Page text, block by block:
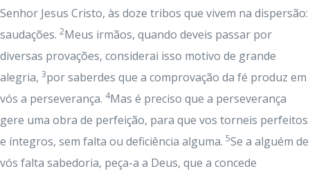
Senhor Jesus Cristo, às doze tribos que vivem na dispersão:
saudações. 2Meus irmãos, quando deveis passar por
diversas provações, considerai isso motivo de grande
alegria, 3por saberdes que a comprovação da fé produz em
vós a perseverança. 4Mas é preciso que a perseverança
gere uma obra de perfeição, para que vos torneis perfeitos
e íntegros, sem falta ou deficiência alguma. 5Se a alguém de
vós falta sabedoria, peça-a a Deus, que a concede